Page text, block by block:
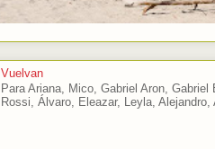
Vuelvan
Para Ariana, Mico, Gabriel Aron,
Rossi, Álvaro, Eleazar, Leyla, Alejandro,